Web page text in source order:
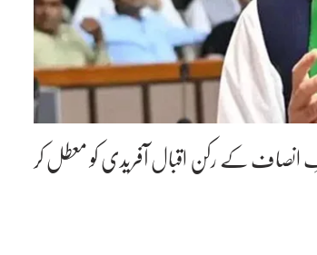
انصاف کے رکن اقبال آفریدی کو معطل کر